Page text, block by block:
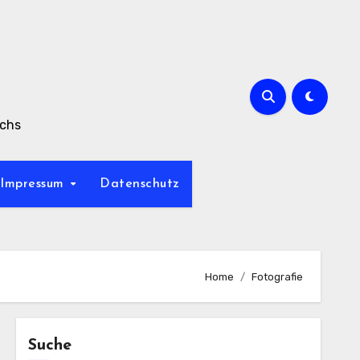
Impressum Datenschutz
Home Fotografie
Suche